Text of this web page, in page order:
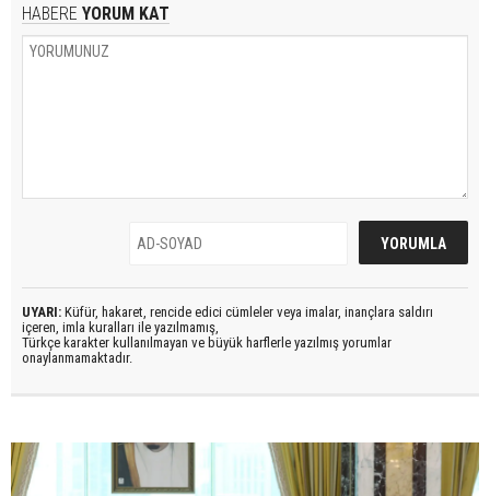
HABERE YORUM KAT
UYARI: Küfür, hakaret, rencide edici cümleler veya imalar, inançlara saldırı
içeren, imla kuralları ile yazılmamış,
Türkçe karakter kullanılmayan ve büyük harflerle yazılmış yorumlar
onaylanmamaktadır.